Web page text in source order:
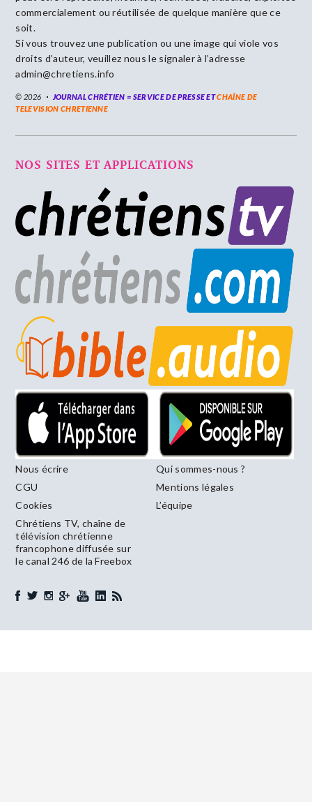
commercialement ou réutilisée de quelque manière que ce
soit.
Si vous trouvez une publication ou une image qui viole vos
droits d’auteur, veuillez nous le signaler à l’adresse
admin@chretiens.info
© 2026 JOURNAL CHRÉTIEN = SERVICE DE PRESSE ETCHAÎNE DE
TELEVISION CHRETIENNE
NOS SITES ET APPLICATIONS
Nous écrire
Qui sommes-nous ?
CGU
Mentions légales
Cookies
L’équipe
Chrétiens TV, chaîne de
télévision chrétienne
francophone diffusée sur
le canal 246 de la Freebox